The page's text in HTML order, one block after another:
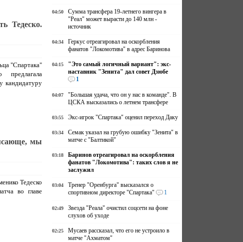
Тедеско.
"Спартака"
кандидатуру
мы
Тедеско
во главе
04:50
Сумма трансфера 19-летнего вингера в
"Реал" может вырасти до 140 млн -
источник
04:34
Геркус отреагировал на оскорбления
фанатов "Локомотива" в адрес Баринова
04:15
"Это самый логичный вариант": экс-
наставник "Зенита" дал совет Дзюбе
1
04:07
"Большая удача, что он у нас в команде". В
ЦСКА высказались о летнем трансфере
03:55 Экс-игрок "Спартака" оценил переход Даку
03:34
Семак указал на грубую ошибку "Зенита" в
матче с "Балтикой"
03:18
Баринов отреагировал на оскорбления
фанатов "Локомотива": таких слов я не
заслужил
03:04
Тренер "Оренбурга" высказался о
спортивном директоре "Спартака"
1
02:49
Звезда "Реала" очистил соцсети на фоне
слухов об уходе
02:25
Мусаев рассказал, что его не устроило в
матче "Ахматом"